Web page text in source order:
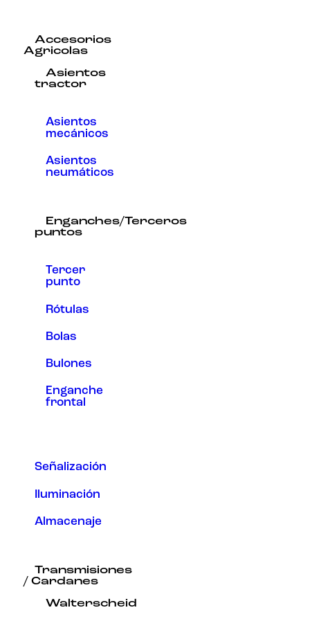
Accesorios
Agricolas
Asientos
tractor
Asientos
mecánicos
Asientos
neumáticos
Enganches/Terceros
puntos
Tercer
punto
Rótulas
Bolas
Bulones
Enganche
frontal
Señalización
Iluminación
Almacenaje
Transmisiones
/ Cardanes
Walterscheid